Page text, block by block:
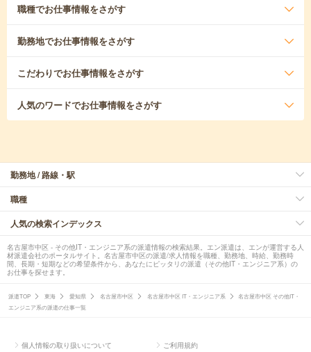
職種でお仕事情報をさがす
勤務地でお仕事情報をさがす
こだわりでお仕事情報をさがす
人気のワードでお仕事情報をさがす
勤務地 / 路線・駅
職種
人気の検索インデックス
名古屋市中区 - その他IT・エンジニア系の派遣情報の検索結果。エン派遣は、エンが運営する人
材派遣会社のポータルサイト。名古屋市中区の派遣/求人情報を職種、勤務地、時給、勤務時
間、長期・短期などの希望条件から、あなたにピッタリの派遣（その他IT・エンジニア系）の
お仕事を探せます。
派遣TOP 東海 愛知県 名古屋市中区 名古屋市中区 IT・エンジニア系
名古屋市中区 その他IT・
エンジニア系の派遣の仕事一覧
個人情報の取り扱いについて ご利用規約